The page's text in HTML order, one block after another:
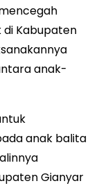
Kabupaten
anak-
anak balita
Gianyar